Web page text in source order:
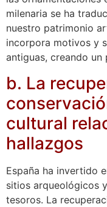
milenaria se ha
nuestro patrimonio
incorpora motivos y
antiguas, creando un
b. La
cultural
hallazgos
España ha invertido
sitios arqueológicos
tesoros. La